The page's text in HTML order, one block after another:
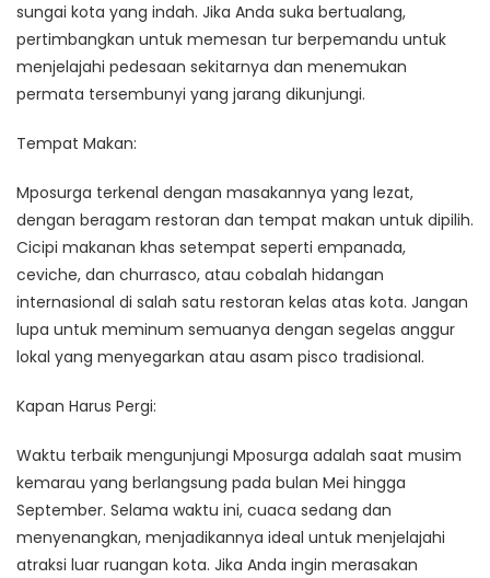
sungai kota yang indah. Jika Anda suka bertualang,
pertimbangkan untuk memesan tur berpemandu untuk
menjelajahi pedesaan sekitarnya dan menemukan
permata tersembunyi yang jarang dikunjungi.
Tempat Makan:
Mposurga terkenal dengan masakannya yang lezat,
dengan beragam restoran dan tempat makan untuk dipilih.
Cicipi makanan khas setempat seperti empanada,
ceviche, dan churrasco, atau cobalah hidangan
internasional di salah satu restoran kelas atas kota. Jangan
lupa untuk meminum semuanya dengan segelas anggur
lokal yang menyegarkan atau asam pisco tradisional.
Kapan Harus Pergi:
Waktu terbaik mengunjungi Mposurga adalah saat musim
kemarau yang berlangsung pada bulan Mei hingga
September. Selama waktu ini, cuaca sedang dan
menyenangkan, menjadikannya ideal untuk menjelajahi
atraksi luar ruangan kota. Jika Anda ingin merasakan